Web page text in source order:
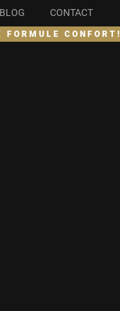
BLOG CONTACT
FORMULE CONFORT!